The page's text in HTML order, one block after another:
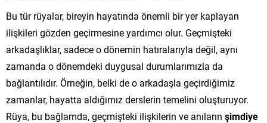
Bu tür rüyalar, bireyin hayatında önemli bir yer kaplayan
ilişkileri gözden geçirmesine yardımcı olur. Geçmişteki
arkadaşlıklar, sadece o dönemin hatıralarıyla değil, aynı
zamanda o dönemdeki duygusal durumlarımızla da
bağlantılıdır. Örneğin, belki de o arkadaşla geçirdiğimiz
zamanlar, hayatta aldığımız derslerin temelini oluşturuyor.
Rüya, bu bağlamda, geçmişteki ilişkilerin ve anıların şimdiye